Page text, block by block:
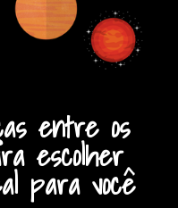
entre os
escolher
para você